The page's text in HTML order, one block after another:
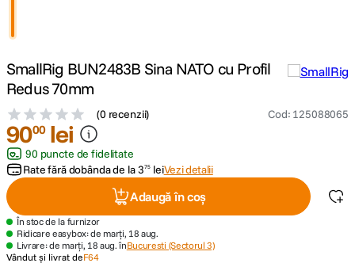
. peak design
canon sx740 hs
lavaliera
card memorie
8. ulanzi
9. insta 360
SmallRig BUN2483B Sina NATO cu Profil
Redus 70mm
(0 recenzii) Cod: 125088065
9000 lei
90 puncte de fidelitate
Rate fără dobânda de la375 leiVezi detalii
Adaugă în coș
În stoc de la furnizor
Ridicare easybox: de marți, 18 aug.
Livrare: de marți, 18 aug. înBucuresti (Sectorul 3)
Vândut și livrat deF64